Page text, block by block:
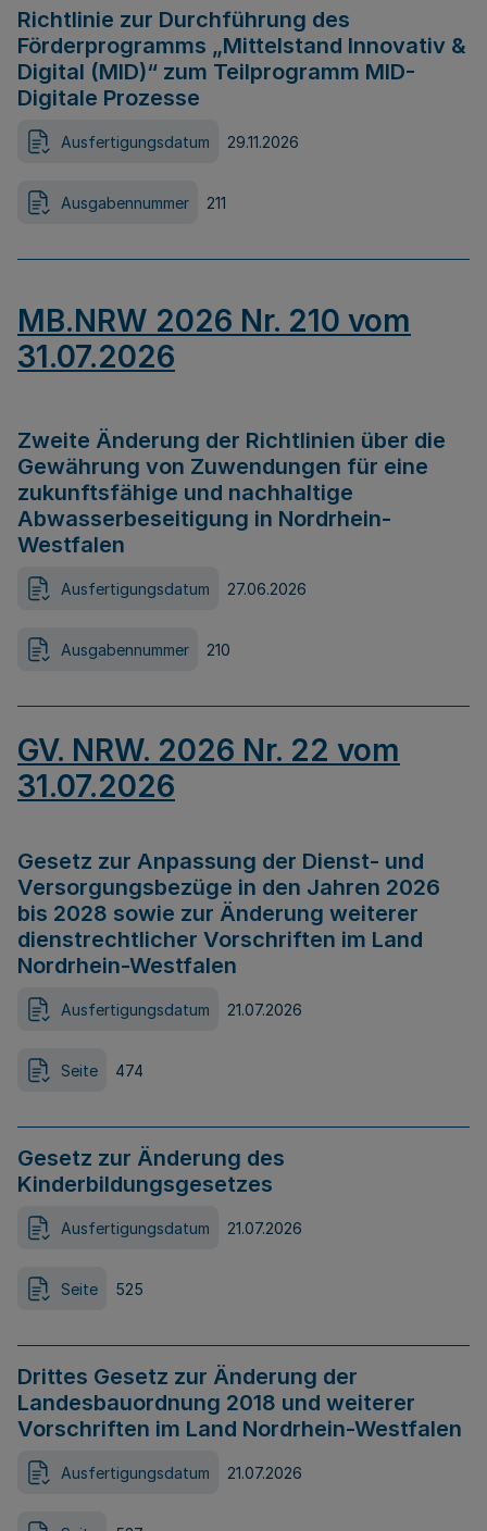
Richtlinie zur Durchführung des
Förderprogramms „Mittelstand Innovativ &
Digital (MID)“ zum Teilprogramm MID-
Digitale Prozesse
Ausfertigungsdatum 29.11.2026
Ausgabennummer 211
MB.NRW 2026 Nr. 210 vom
31.07.2026
Zweite Änderung der Richtlinien über die
Gewährung von Zuwendungen für eine
zukunftsfähige und nachhaltige
Abwasserbeseitigung in Nordrhein-
Westfalen
Ausfertigungsdatum 27.06.2026
Ausgabennummer 210
GV. NRW. 2026 Nr. 22 vom
31.07.2026
Gesetz zur Anpassung der Dienst- und
Versorgungsbezüge in den Jahren 2026
bis 2028 sowie zur Änderung weiterer
dienstrechtlicher Vorschriften im Land
Nordrhein-Westfalen
Ausfertigungsdatum 21.07.2026
Seite 474
Gesetz zur Änderung des
Kinderbildungsgesetzes
Ausfertigungsdatum 21.07.2026
Seite 525
Drittes Gesetz zur Änderung der
Landesbauordnung 2018 und weiterer
Vorschriften im Land Nordrhein-Westfalen
Ausfertigungsdatum 21.07.2026